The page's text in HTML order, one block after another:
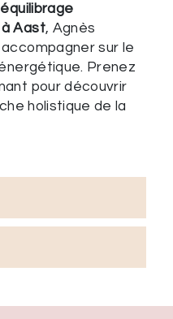
Aast, Agnès
sur le
Prenez
pour découvrir
holistique de la